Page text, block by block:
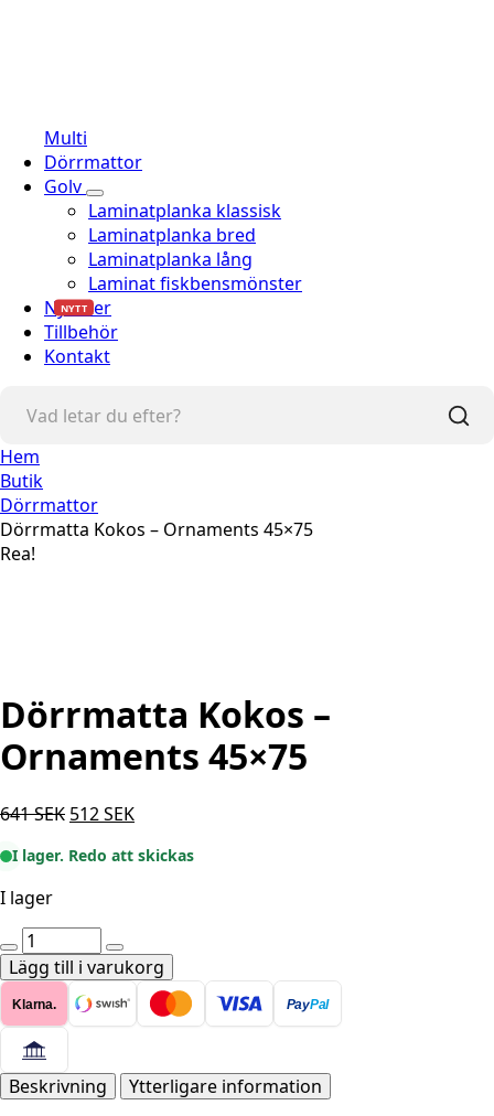
Multi
Dörrmattor
Golv
Laminatplanka klassisk
Laminatplanka bred
Laminatplanka lång
Laminat fiskbensmönster
Nyheter
NYTT
Tillbehör
Kontakt
Hem
Butik
Dörrmattor
Dörrmatta Kokos – Ornaments 45×75
Rea!
Dörrmatta Kokos –
Ornaments 45×75
641SEK Det
priset
512SEKDet
priset
I lager. Redo att skickas
I lager
Dörrmatta
Kokos
-
Ornaments
45x75
mängd
Lägg till i varukorg
Klarna. PayPal
Beskrivning Ytterligare information